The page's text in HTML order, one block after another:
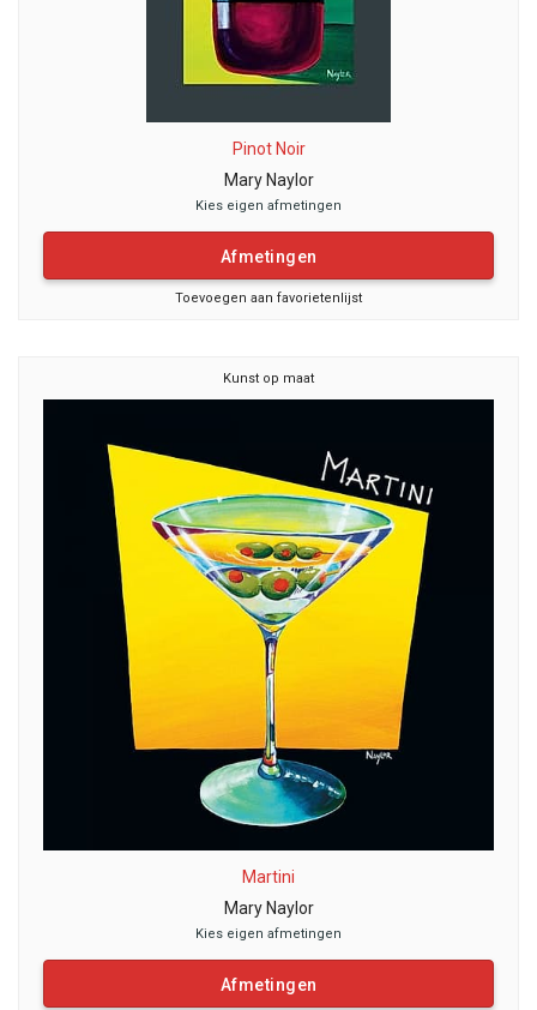
Pinot Noir
Mary Naylor
Kies eigen afmetingen
Afmetingen
Toevoegen aan favorietenlijst
Kunst op maat
Martini
Mary Naylor
Kies eigen afmetingen
Afmetingen